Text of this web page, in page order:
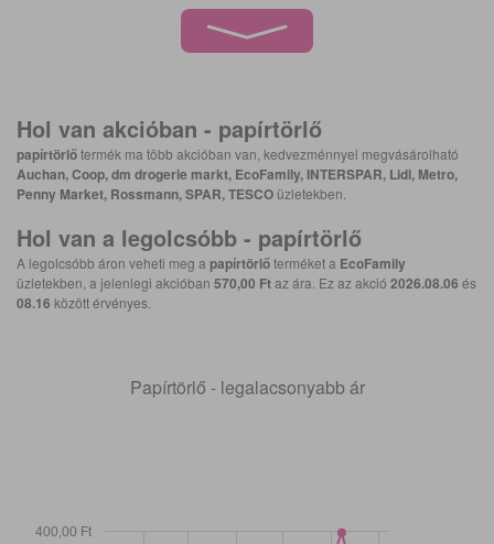
Hol van akcióban - papírtörlő
papírtörlőtermék ma több akcióban van, kedvezménnyel megvásárolható
Auchan, Coop, dm drogerie markt, EcoFamily, INTERSPAR, Lidl, Metro,
Penny Market, Rossmann, SPAR, TESCO üzletekben.
Hol van a legolcsóbb - papírtörlő
A legolcsóbb áron veheti meg a papírtörlőterméket a EcoFamily
üzletekben, a jelenlegi akcióban 570,00 Ftaz ára. Ez az akció 2026.08.06 és
08.16 között érvényes.
Papírtörlő - legalacsonyabb ár
400,00 Ft